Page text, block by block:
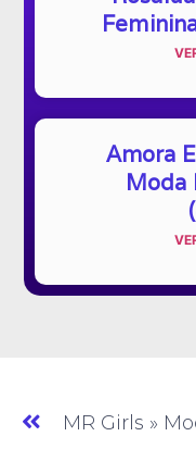
Amora
Moda